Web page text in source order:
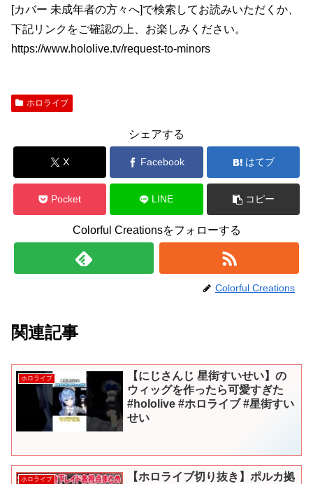
[カバー 未成年者の方々へ]で検索してお読みいただくか、
下記リンクをご確認の上、お楽しみください。
https://www.hololive.tv/request-to-minors
ホロライブ
シェアする
X Facebook はてブ
Pocket LINE コピー
Colorful Creationsをフォローする
Colorful Creations
関連記事
ホロライブ
【にじさんじ 星街すいせい】の
ウィッグを作ったら可愛すぎた
#hololive #ホロライブ #星街すい
せい
ホロライブ
【ホロライブ切り抜き】ポルカ拠